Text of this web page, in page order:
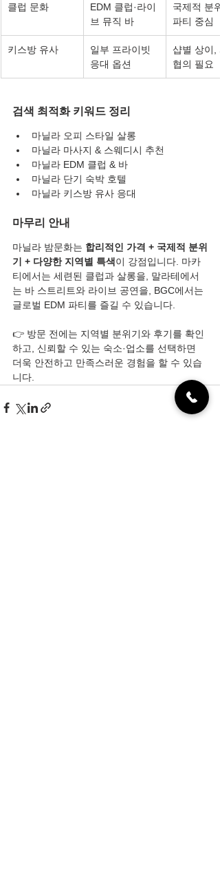
클럽 문화
EDM 클럽·라이
브 뮤직 바
국제적 분
파티 중심
키스방 유사
일부 프라이빗
응대 옵션
샵별 상이,
협의 필요
검색 최적화 키워드 정리
마닐라 오피 스타일 살롱
마닐라 마사지 & 스웨디시 추천
마닐라 EDM 클럽 & 바
마닐라 단기 숙박 호텔
마닐라 키스방 유사 응대
마무리 안내
마닐라 밤문화는 합리적인 가격 + 국제적 분위
기 + 다양한 지역별 특색이 강점입니다. 마카
티에서는 세련된 클럽과 살롱을, 말라테에서
는 바 스트리트와 라이브 공연을, BGC에서는
글로벌 EDM 파티를 즐길 수 있습니다.
👉 방문 전에는 지역별 분위기와 후기를 확인
하고, 신뢰할 수 있는 숙소·업소를 선택하면
더욱 안전하고 만족스러운 경험을 할 수 있습
니다.